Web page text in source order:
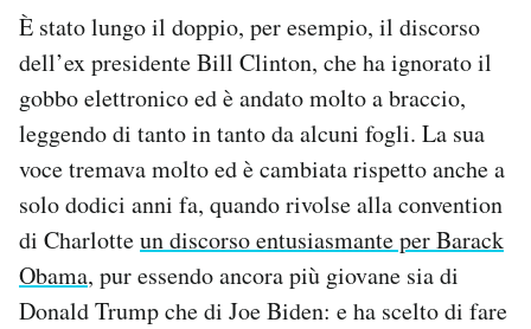
È stato lungo il doppio, per esempio, il discorso
dell’ex presidente Bill Clinton, che ha ignorato il
gobbo elettronico ed è andato molto a braccio,
leggendo di tanto in tanto da alcuni fogli. La sua
voce tremava molto ed è cambiata rispetto anche a
solo dodici anni fa, quando rivolse alla convention
di Charlotteun discorso entusiasmante per Barack
Obama, pur essendo ancora più giovane sia di
Donald Trump che di Joe Biden: e ha scelto di fare